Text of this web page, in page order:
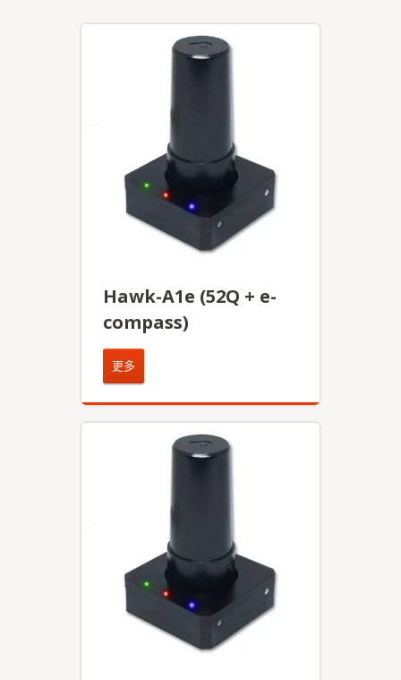
Hawk-A1e (52Q + e-
compass)
更多